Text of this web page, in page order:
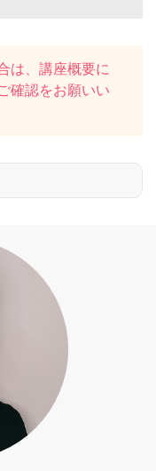
は、講座概要に
確認をお願いい